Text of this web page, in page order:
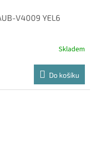
V4009 YEL6
Skladem
Do košíku